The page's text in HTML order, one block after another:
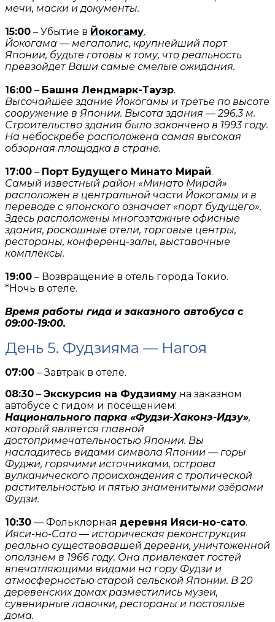
мечи, маски и документы.
15:00 – Убытие в Йокогаму.
Йокогама — мегаполис, крупнейший порт
Японии, будьте готовы к тому, что реальность
превзойдет Ваши самые смелые ожидания.
16:00 – Башня Лендмарк-Тауэр.
Высочайшее здание Йокогамы и третье по высоте
сооружение в Японии. Высота здания — 296,3 м.
Строительство здания было закончено в 1993 году.
На небоскрёбе расположена самая высокая
обзорная площадка в стране.
17:00 – Порт Будущего Минато Мирай.
Самый известный район «Минато Мирай»
расположен в центральной части Йокогамы и в
переводе с японского означает «порт будущего».
Здесь расположены многоэтажные офисные
здания, роскошные отели, торговые центры,
рестораны, конференц-залы, выставочные
комплексы.
19:00 – Возвращение в отель города Токио.
*Ночь в отеле.
Время работы гида и заказного автобуса с
09:00-19:00.
День 5. Фудзияма — Нагоя
07:00 – Завтрак в отеле.
08:30 – Экскурсия на Фудзияму на заказном
автобусе с гидом и посещением:
Национального парка «Фудзи-Хаконэ-Идзу»,
который является главной
достопримечательностью Японии. Вы
насладитесь видами символа Японии — горы
Фуджи, горячими источниками, острова
вулканического происхождения с тропической
растительностью и пятью знаменитыми озёрами
Фудзи.
10:30 — Фольклорная деревня Ияси-но-сато.
Ияси-но-Сато — историческая реконструкция
реально существовавшей деревни, уничтоженной
оползнем в 1966 году. Она привлекает гостей
впечатляющими видами на гору Фудзи и
атмосферностью старой сельской Японии. В 20
деревенских домах разместились музеи,
сувенирные лавочки, рестораны и постоялые
дома.